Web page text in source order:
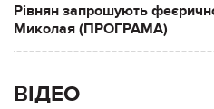
Рівнян запрошують
Миколая (ПРОГРАМА)
ВІДЕО